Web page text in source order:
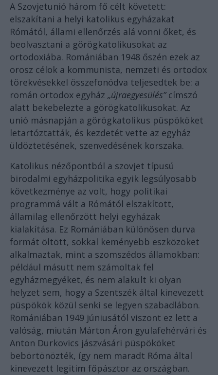
A Szovjetunió három fő célt követett:
elszakítani a helyi katolikus egyházakat
Rómától, állami ellenőrzés alá vonni őket, és
beolvasztani a görögkatolikusokat az
ortodoxiába. Romániában 1948 őszén ezek az
orosz célok a kommunista, nemzeti és ortodox
törekvésekkel összefonódva teljesedtek be: a
román ortodox egyház „újraegyesülés”címszó
alatt bekebelezte a görögkatolikusokat. Az
unió másnapján a görögkatolikus püspököket
letartóztatták, és kezdetét vette az egyház
üldöztetésének, szenvedésének korszaka.
Katolikus nézőpontból a szovjet típusú
birodalmi egyházpolitika egyik legsúlyosabb
következménye az volt, hogy politikai
programmá vált a Rómától elszakított,
államilag ellenőrzött helyi egyházak
kialakítása. Ez Romániában különösen durva
formát öltött, sokkal keményebb eszközöket
alkalmaztak, mint a szomszédos államokban:
például másutt nem számoltak fel
egyházmegyéket, és nem alakult ki olyan
helyzet sem, hogy a Szentszék által kinevezett
püspökök közül senki se legyen szabadlábon.
Romániában 1949 júniusától viszont ez lett a
valóság, miután Márton Áron gyulafehérvári és
Anton Durkovics jászvásári püspököket
bebörtönözték, így nem maradt Róma által
kinevezett legitim főpásztor az országban.